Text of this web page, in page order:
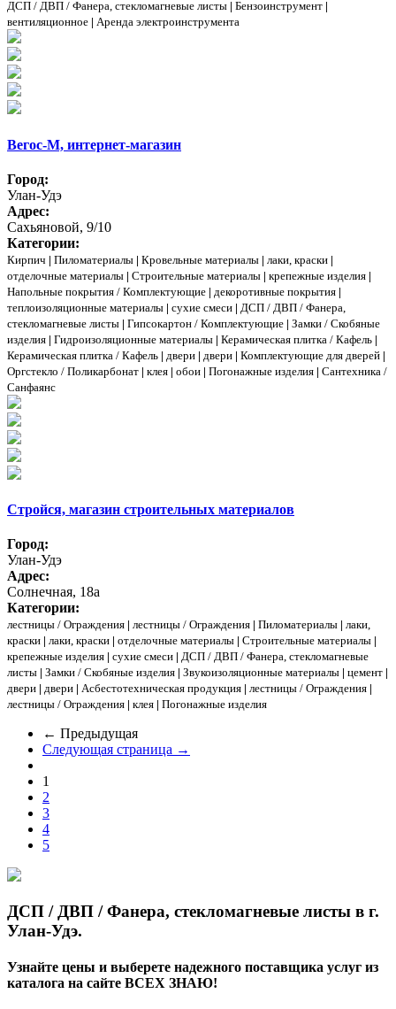
ДСП / ДВП / Фанера, стекломагневые листы | Бензоинструмент |
вентиляционное | Аренда электроинструмента
Вегос-М, интернет-магазин
Город:
Улан-Удэ
Адрес:
Сахьяновой, 9/10
Категории:
Кирпич | Пиломатериалы | Кровельные материалы | лаки, краски |
отделочные материалы | Строительные материалы | крепежные изделия |
Напольные покрытия / Комплектующие | декоротивные покрытия |
теплоизоляционные материалы | сухие смеси | ДСП / ДВП / Фанера,
стекломагневые листы | Гипсокартон / Комплектующие | Замки / Скобяные
изделия | Гидроизоляционные материалы | Керамическая плитка / Кафель |
Керамическая плитка / Кафель | двери | двери | Комплектующие для дверей |
Оргстекло / Поликарбонат | клея | обои | Погонажные изделия | Сантехника /
Санфаянс
Стройся, магазин строительных материалов
Город:
Улан-Удэ
Адрес:
Солнечная, 18а
Категории:
лестницы / Ограждения | лестницы / Ограждения | Пиломатериалы | лаки,
краски | лаки, краски | отделочные материалы | Строительные материалы |
крепежные изделия | сухие смеси | ДСП / ДВП / Фанера, стекломагневые
листы | Замки / Скобяные изделия | Звукоизоляционные материалы | цемент |
двери | двери | Асбестотехническая продукция | лестницы / Ограждения |
лестницы / Ограждения | клея | Погонажные изделия
← Предыдущая
Следующая страница →
1
2
3
4
5
ДСП / ДВП / Фанера, стекломагневые листы в г.
Улан-Удэ.
Узнайте цены и выберете надежного поставщика услуг из
каталога на сайте ВСЕХ ЗНАЮ!